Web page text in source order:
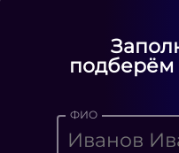
подберём
ФИО